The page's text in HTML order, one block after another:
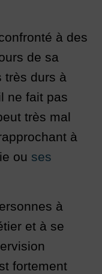
à des
de sa
très durs à
ne fait pas
très mal
à
ou ses
à
et à se
fortement